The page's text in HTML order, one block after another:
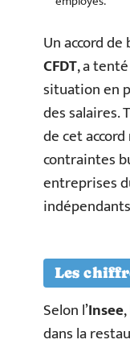
Un accord
CFDT, a
situation en
des salaires.
de cet
contraintes
entreprises
Les
Selon l’Insee
dans la